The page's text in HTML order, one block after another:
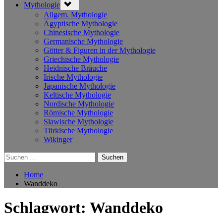
Mythologie sub-
menu
Allgem. Mythologie
Ägyptische Mythologie
Chinesische Mythologie
Germanische Mythologie
Götter & Figuren in der Mythologie
Griechische Mythologie
Heidnische Bräuche
Irische Mythologie
Japanische Mythologie
Keltische Mythologie
Nordische Mythologie
Römische Mythologie
Slawische Mythologie
Türkische Mythologie
Wikinger
Suchen
nach:
Home
Wanddeko
Schlagwort: Wanddeko